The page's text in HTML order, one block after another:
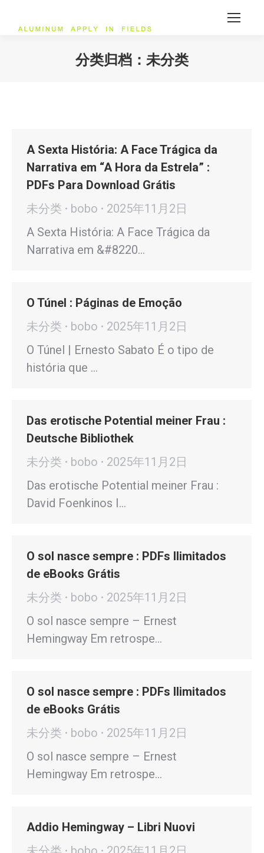
分类归档： 未分类
A Sexta História: A Face Trágica da
Narrativa em “A Hora da Estrela” :
PDFs Para Download Grátis
未分类
bobo
2025年11月2日
A Sexta História: A Face Trágica da
Narrativa em &#8220…
O Túnel : Páginas de Emoção
未分类
bobo
2025年11月2日
O Túnel | Ernesto Sabato É o tipo de
história que …
Das erotische Potential meiner Frau :
Deutsche Bibliothek
未分类
bobo
2025年11月2日
Das erotische Potential meiner Frau :
David Foenkinos I…
O sol nasce sempre : PDFs Ilimitados
de eBooks Grátis
未分类
bobo
2025年11月2日
O sol nasce sempre – Ernest
Hemingway Em retrospe…
O sol nasce sempre : PDFs Ilimitados
de eBooks Grátis
未分类
bobo
2025年11月2日
O sol nasce sempre – Ernest
Hemingway Em retrospe…
Addio Hemingway – Libri Nuovi